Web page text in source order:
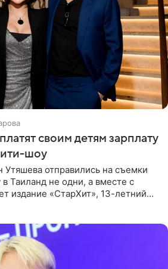
своим детям зарплату
шоу
Утяшева отправились на съемки
Таиланд не одни, а вместе с
издание «СтарХит», 13-летний